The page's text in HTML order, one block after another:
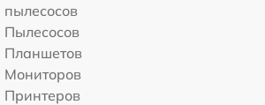
пылесосов
Пылесосов
Планшетов
Мониторов
Принтеров